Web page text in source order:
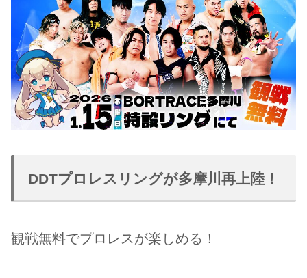
DDTプロレスリングが多摩川再上陸！
観戦無料でプロレスが楽しめる！